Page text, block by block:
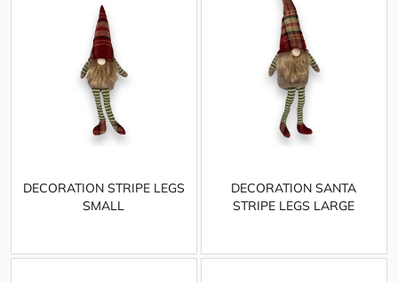
DECORATION STRIPE LEGS
SMALL
DECORATION SANTA
STRIPE LEGS LARGE